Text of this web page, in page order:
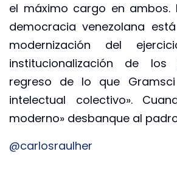
el máximo cargo en ambos.
democracia venezolana
modernización del
institucionalización de
regreso de lo que
intelectual colectivo».
moderno» desbanque al
@carlosraulher